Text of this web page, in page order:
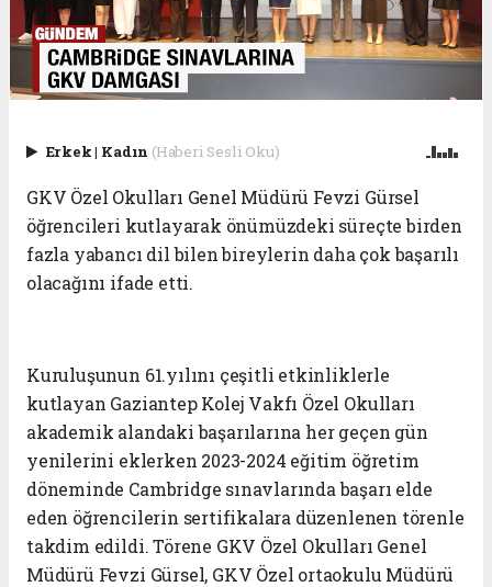
Erkek| Kadın (Haberi Sesli Oku)
GKV Özel Okulları Genel Müdürü Fevzi Gürsel
öğrencileri kutlayarak önümüzdeki süreçte birden
fazla yabancı dil bilen bireylerin daha çok başarılı
olacağını ifade etti.
Kuruluşunun 61.yılını çeşitli etkinliklerle
kutlayan Gaziantep Kolej Vakfı Özel Okulları
akademik alandaki başarılarına her geçen gün
yenilerini eklerken 2023-2024 eğitim öğretim
döneminde Cambridge sınavlarında başarı elde
eden öğrencilerin sertifikalara düzenlenen törenle
takdim edildi. Törene GKV Özel Okulları Genel
Müdürü Fevzi Gürsel, GKV Özel ortaokulu Müdürü